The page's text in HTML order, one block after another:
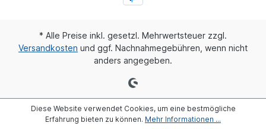
* Alle Preise inkl. gesetzl. Mehrwertsteuer zzgl.
Versandkosten und ggf. Nachnahmegebühren, wenn nicht
anders angegeben.
Diese Website verwendet Cookies, um eine bestmögliche
Erfahrung bieten zu können. Mehr Informationen ...